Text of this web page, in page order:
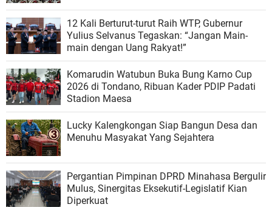
12 Kali Berturut-turut Raih WTP, Gubernur
Yulius Selvanus Tegaskan: “Jangan Main-
main dengan Uang Rakyat!”
Komarudin Watubun Buka Bung Karno Cup
2026 di Tondano, Ribuan Kader PDIP Padati
Stadion Maesa
Lucky Kalengkongan Siap Bangun Desa dan
Menuhu Masyakat Yang Sejahtera
Pergantian Pimpinan DPRD Minahasa Bergulir
Mulus, Sinergitas Eksekutif-Legislatif Kian
Diperkuat